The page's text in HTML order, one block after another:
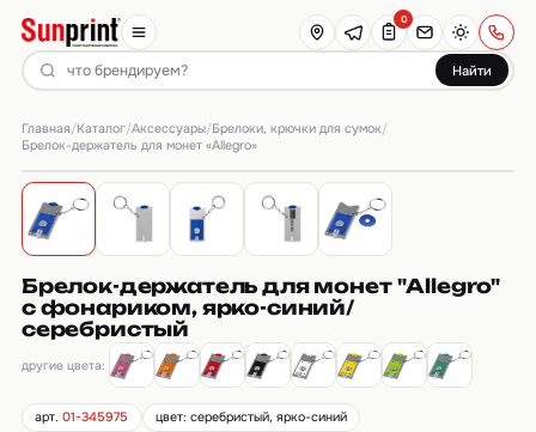
Найти
0
Главная/Каталог/Аксессуары/Брелоки, крючки для сумок/
Брелок-держатель для монет «Allegro»
Брелок-держатель для монет "Allegro"
с фонариком, ярко-синий/
серебристый
другие цвета:
арт.01-345975
цвет: серебристый, ярко-синий